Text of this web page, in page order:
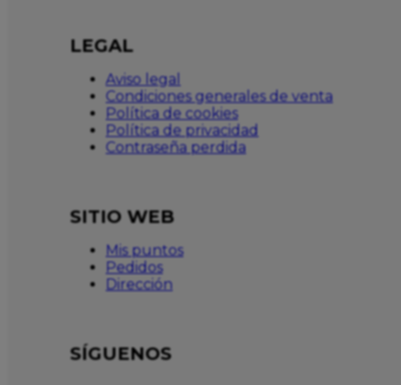
LEGAL
Aviso legal
Condiciones generales de venta
Política de cookies
Política de privacidad
Contraseña perdida
SITIO WEB
Mis puntos
Pedidos
Dirección
SÍGUENOS